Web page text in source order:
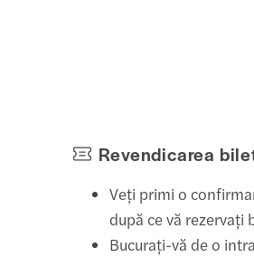
Revendicarea
Veți primi o
după ce vă rezervați
Bucurați-vă de o